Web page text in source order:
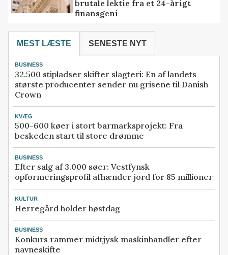
brutale lektie fra et 24-årigt
finansgeni
MEST LÆSTE SENESTE NYT
BUSINESS
32.500 stipladser skifter slagteri: En af landets
største producenter sender nu grisene til Danish
Crown
KVÆG
500-600 køer i stort barmarksprojekt: Fra
beskeden start til store drømme
BUSINESS
Efter salg af 3.000 søer: Vestfynsk
opformeringsprofil afhænder jord for 85 millioner
KULTUR
Herregård holder høstdag
BUSINESS
Konkurs rammer midtjysk maskinhandler efter
navneskifte